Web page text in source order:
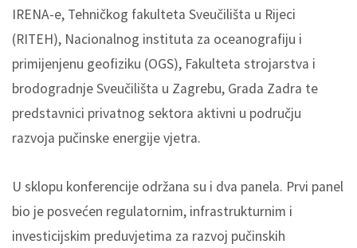
IRENA-e, Tehničkog fakulteta Sveučilišta u Rijeci
(RITEH), Nacionalnog instituta za oceanografiju i
primijenjenu geofiziku (OGS), Fakulteta strojarstva i
brodogradnje Sveučilišta u Zagrebu, Grada Zadra te
predstavnici privatnog sektora aktivni u području
razvoja pučinske energije vjetra.
U sklopu konferencije održana su i dva panela. Prvi panel
bio je posvećen regulatornim, infrastrukturnim i
investicijskim preduvjetima za razvoj pučinskih